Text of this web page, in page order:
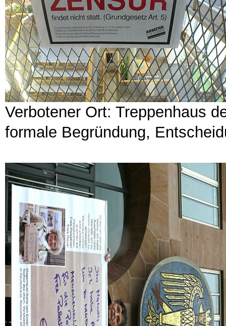
Verbotener Ort: Treppenhaus
formale Begründung,